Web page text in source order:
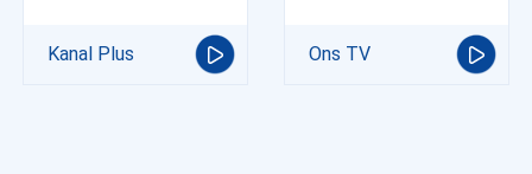
Kanal Plus Ons TV